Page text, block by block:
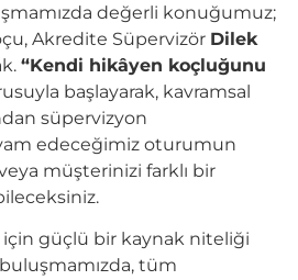
değerli konuğumuz;
Akredite Süpervizör Dilek
“Kendi hikâyen koçluğunu
başlayarak, kavramsal
süpervizyon
edeceğimiz oturumun
müşterinizi farklı bir
güçlü bir kaynak niteliği
tüm